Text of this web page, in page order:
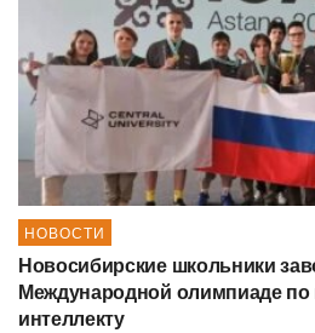
НОВОСТИ
Новосибирские школьники
Международной олимпиаде по
интеллекту